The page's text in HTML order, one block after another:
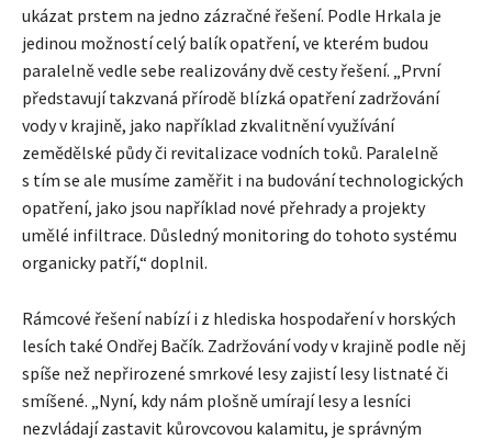
ukázat prstem na jedno zázračné řešení. Podle Hrkala je
jedinou možností celý balík opatření, ve kterém budou
paralelně vedle sebe realizovány dvě cesty řešení. „První
představují takzvaná přírodě blízká opatření zadržování
vody v krajině, jako například zkvalitnění využívání
zemědělské půdy či revitalizace vodních toků. Paralelně
s tím se ale musíme zaměřit i na budování technologických
opatření, jako jsou například nové přehrady a projekty
umělé infiltrace. Důsledný monitoring do tohoto systému
organicky patří,“ doplnil.
Rámcové řešení nabízí i z hlediska hospodaření v horských
lesích také Ondřej Bačík. Zadržování vody v krajině podle něj
spíše než nepřirozené smrkové lesy zajistí lesy listnaté či
smíšené. „Nyní, kdy nám plošně umírají lesy a lesníci
nezvládají zastavit kůrovcovou kalamitu, je správným